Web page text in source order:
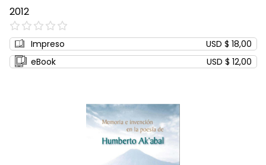
2012
0%
Impreso
USD $ 18,00
eBook
USD $ 12,00